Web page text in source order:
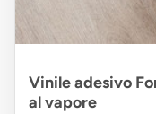
Vinile adesivo
al vapore